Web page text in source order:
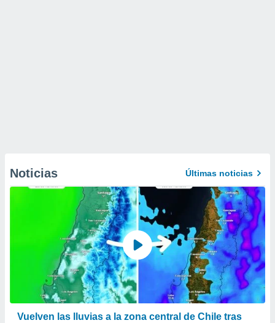
Noticias Últimas noticias
Vuelven las lluvias a la zona central de Chile tras